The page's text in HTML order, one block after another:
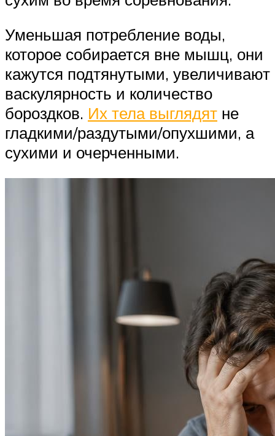
Уменьшая потребление воды,
которое собирается вне мышц, они
кажутся подтянутыми, увеличивают
васкулярность и количество
бороздков. Их тела выглядят не
гладкими/раздутыми/опухшими, а
сухими и очерченными.